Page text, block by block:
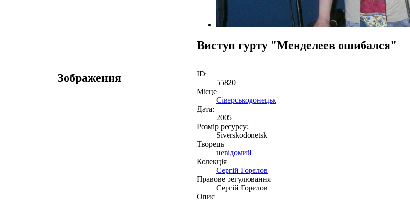
Виступ гурту "Менделеев ошибался"
Зображення
ID:
55820
Місце
Сіверськодонецьк
Дата:
2005
Розмір ресурсу:
Siverskodonetsk
Творець
невідомий
Колекція
Сергій Горєлов
Правове регулювання
Сергій Горєлов
Опис